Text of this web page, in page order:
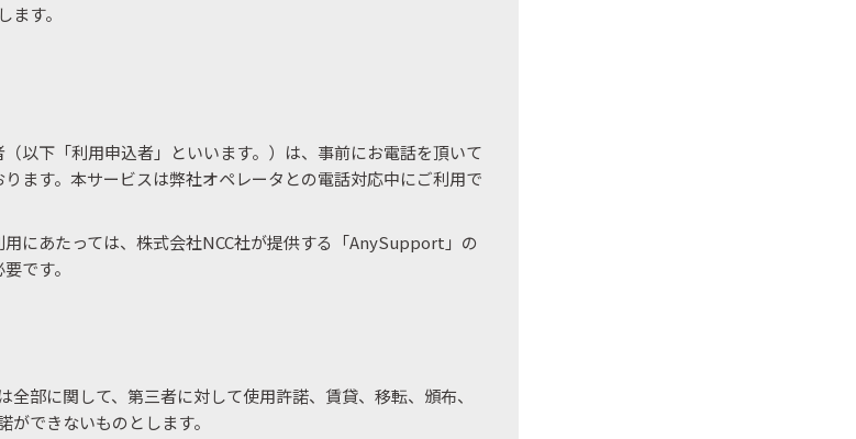
す。
以下「利用申込者」といいます。）は、事前にお電話を頂いて
ます。本サービスは弊社オペレータとの電話対応中にご利用で
にあたっては、株式会社NCC社が提供する「AnySupport」の
です。
部に関して、第三者に対して使用許諾、賃貸、移転、頒布、
できないものとします。